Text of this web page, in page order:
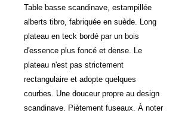
Table basse scandinave, estampillée
alberts tibro, fabriquée en suède. Long
plateau en teck bordé par un bois
d'essence plus foncé et dense. Le
plateau n'est pas strictement
rectangulaire et adopte quelques
courbes. Une douceur propre au design
scandinave. Piètement fuseaux. À noter